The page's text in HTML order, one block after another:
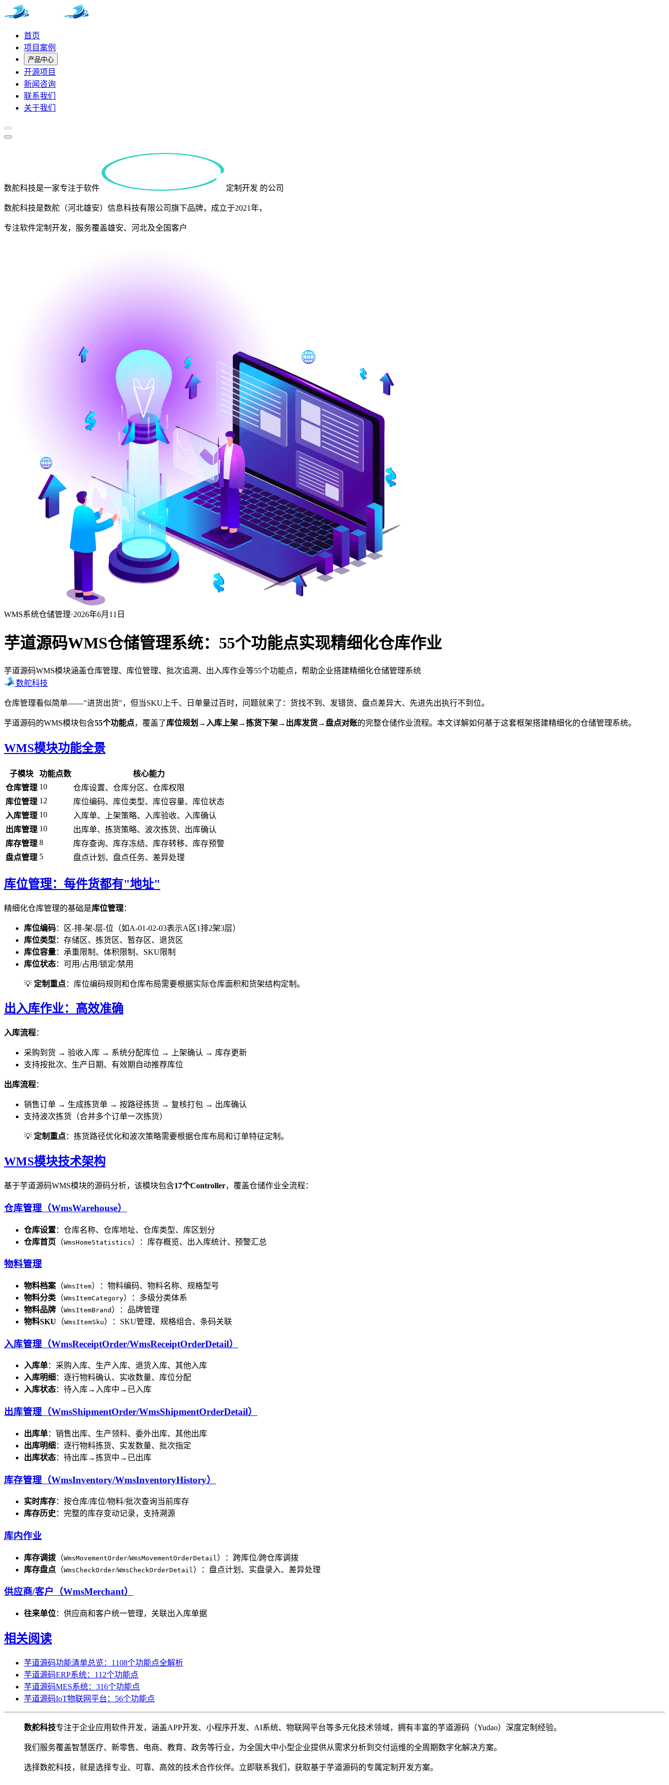
首页
项目案例
产品中心
开源项目
新闻咨询
联系我们
关于我们
数舵科技是一家专注于软件 定制开发 的公司
数舵科技是数舵（河北雄安）信息科技有限公司旗下品牌，成立于2021年，
专注软件定制开发，服务覆盖雄安、河北及全国客户
WMS系统仓储管理·2026年6月11日
芋道源码WMS仓储管理系统：55个功能点实现精细化仓库作业
芋道源码WMS模块涵盖仓库管理、库位管理、批次追溯、出入库作业等55个功能点，帮助企业搭建精细化仓储管理系统
数舵科技
仓库管理看似简单——"进货出货"，但当SKU上千、日单量过百时，问题就来了：货找不到、发错货、盘点差异大、先进先出执行不到位。
芋道源码的WMS模块包含55个功能点，覆盖了库位规划→入库上架→拣货下架→出库发货→盘点对账的完整仓储作业流程。本文详解如何基于这套框架搭建精细化的仓储管理系统。
WMS模块功能全景
子模块 功能点数
核心能力
仓库管理 10
仓库设置、仓库分区、仓库权限
库位管理 12
库位编码、库位类型、库位容量、库位状态
入库管理 10
入库单、上架策略、入库验收、入库确认
出库管理 10
出库单、拣货策略、波次拣货、出库确认
库存管理 8
库存查询、库存冻结、库存转移、库存预警
盘点管理 5 盘点计划、盘点任务、差异处理
库位管理：每件货都有"地址"
精细化仓库管理的基础是库位管理：
库位编码：区-排-架-层-位（如A-01-02-03表示A区1排2架3层）
库位类型 ：存储区、拣货区、暂存区、退货区
库位容量：承重限制、体积限制、SKU限制
库位状态：可用/占用/锁定/禁用
💡 定制重点：库位编码规则和仓库布局需要根据实际仓库面积和货架结构定制。
出入库作业：高效准确
入库流程：
采购到货 → 验收入库 → 系统分配库位 → 上架确认 → 库存更新
支持按批次、生产日期、有效期自动推荐库位
出库流程：
销售订单 → 生成拣货单 → 按路径拣货 → 复核打包 → 出库确认
支持波次拣货（合并多个订单一次拣货）
💡 定制重点：拣货路径优化和波次策略需要根据仓库布局和订单特征定制。
WMS模块技术架构
基于芋道源码WMS模块的源码分析，该模块包含17个Controller，覆盖仓储作业全流程：
仓库管理（WmsWarehouse）
仓库设置：仓库名称、仓库地址、仓库类型、库区划分
仓库首页 （WmsHomeStatistics）：库存概览、出入库统计、预警汇总
物料管理
物料档案 （WmsItem）：物料编码、物料名称、规格型号
物料分类 （WmsItemCategory）：多级分类体系
物料品牌 （WmsItemBrand ）：品牌管理
物料SKU （WmsItemSku）：SKU管理、规格组合、条码关联
入库管理（WmsReceiptOrder/WmsReceiptOrderDetail）
入库单：采购入库、生产入库、退货入库、其他入库
入库明细 ：逐行物料确认、实收数量、库位分配
入库状态：待入库→入库中→已入库
出库管理（WmsShipmentOrder/WmsShipmentOrderDetail）
出库单：销售出库、生产领料、委外出库、其他出库
出库明细 ：逐行物料拣货、实发数量、批次指定
出库状态：待出库→拣货中→已出库
库存管理（WmsInventory/WmsInventoryHistory）
实时库存：按仓库/库位/物料/批次查询当前库存
库存历史 ：完整的库存变动记录，支持溯源
库内作业
库存调拨 （WmsMovementOrder/WmsMovementOrderDetail ）：跨库位/跨仓库调拨
库存盘点 （WmsCheckOrder/WmsCheckOrderDetail ）：盘点计划、实盘录入、差异处理
供应商/客户（WmsMerchant）
往来单位：供应商和客户统一管理，关联出入库单据
相关阅读
芋道源码功能清单总览：1108个功能点全解析
芋道源码ERP系统：112个功能点
芋道源码MES系统：316个功能点
芋道源码IoT物联网平台：56个功能点
数舵科技专注于企业应用软件开发，涵盖APP开发、小程序开发、AI系统、物联网平台等多元化技术领域，拥有丰富的芋道源码（Yudao）深度定制经验。
我们服务覆盖智慧医疗、新零售、电商、教育、政务等行业，为全国大中小型企业提供从需求分析到交付运维的全周期数字化解决方案。
选择数舵科技，就是选择专业、可靠、高效的技术合作伙伴。立即联系我们，获取基于芋道源码的专属定制开发方案。